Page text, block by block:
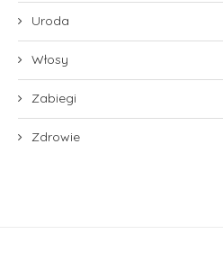
Uroda
Włosy
Zabiegi
Zdrowie